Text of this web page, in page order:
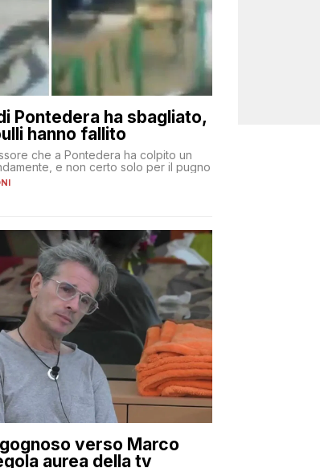
Pontedera ha sbagliato,
hanno fallito
che a Pontedera ha colpito un
e non certo solo per il pugno
verso Marco
aurea della tv